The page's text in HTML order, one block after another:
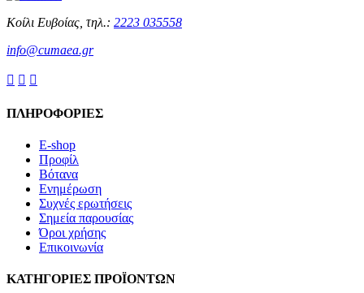
της
Κοίλι Ευβοίας, τηλ.: 2223 035558
info@cumaea.gr
  
ΠΛΗΡΟΦΟΡΙΕΣ
E-shop
Προφίλ
Βότανα
Ενημέρωση
Συχνές ερωτήσεις
Σημεία παρουσίας
Όροι χρήσης
Επικοινωνία
ΚΑΤΗΓΟΡΙΕΣ ΠΡΟΪΟΝΤΩΝ